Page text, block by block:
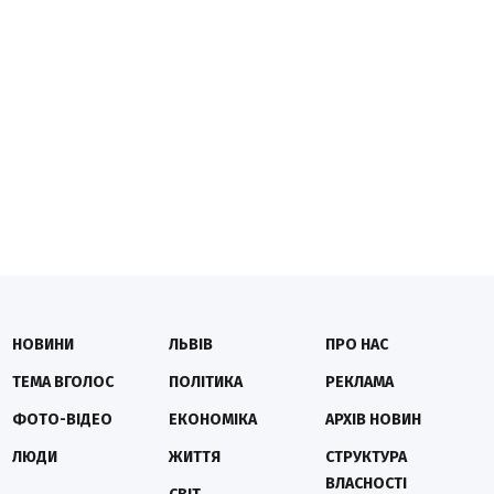
НОВИНИ
ТЕМА ВГОЛОС
ФОТО-ВІДЕО
ЛЮДИ
ЛЬВІВ
ПОЛІТИКА
ЕКОНОМІКА
ЖИТТЯ
ПРО НАС
РЕКЛАМА
АРХІВ НОВИН
СТРУКТУРА
ВЛАСНОСТІ